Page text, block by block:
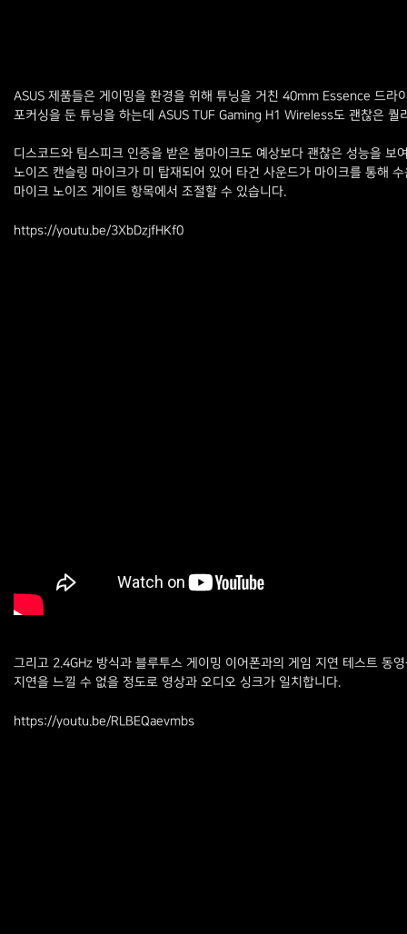
ASUS 제품들은 게이밍을 환경을 위해 튜닝을 거친 40mm Essence 드라
포커싱을 둔 튜닝을 하는데 ASUS TUF Gaming H1 Wireless도 괜찮은 퀄
디스코드와 팀스피크 인증을 받은 붐마이크도 예상보다 괜찮은 성능을
노이즈 캔슬링 마이크가 미 탑재되어 있어 타건 사운드가 마이크를 통해
마이크 노이즈 게이트 항목에서 조절할 수 있습니다.
https://youtu.be/3XbDzjfHKf0
그리고 2.4GHz 방식과 블루투스 게이밍 이어폰과의 게임 지연 테스트 동
지연을 느낄 수 없을 정도로 영상과 오디오 싱크가 일치합니다.
https://youtu.be/RLBEQaevmbs